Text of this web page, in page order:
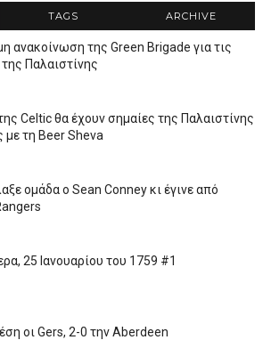
TAGS ARCHIVE
ανακοίνωση της Green Brigade για τις
Παλαιστίνης
Celtic θα έχουν σημαίες της Παλαιστίνης
με τη Beer Sheva
ομάδα ο Sean Conney κι έγινε από
25 Ιανουαρίου του 1759 #1
οι Gers, 2-0 την Aberdeen